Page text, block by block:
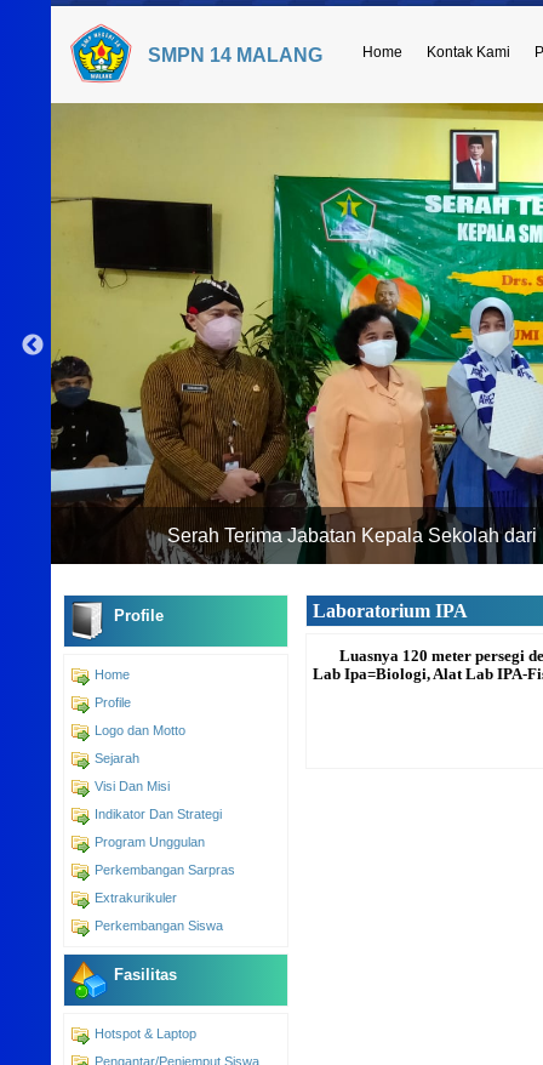
SMPN 14 MALANG Home Kontak Kami
Serah Terima Jabatan Kepala Sekolah
Profile
Home
Profile
Logo dan Motto
Sejarah
Visi Dan Misi
Indikator Dan Strategi
Program Unggulan
Perkembangan Sarpras
Extrakurikuler
Perkembangan Siswa
Fasilitas
Hotspot & Laptop
Pengantar/Penjemput Siswa
Laboratorium IPA
Luasnya 120 meter persegi
Lab Ipa=Biologi, Alat Lab IPA-